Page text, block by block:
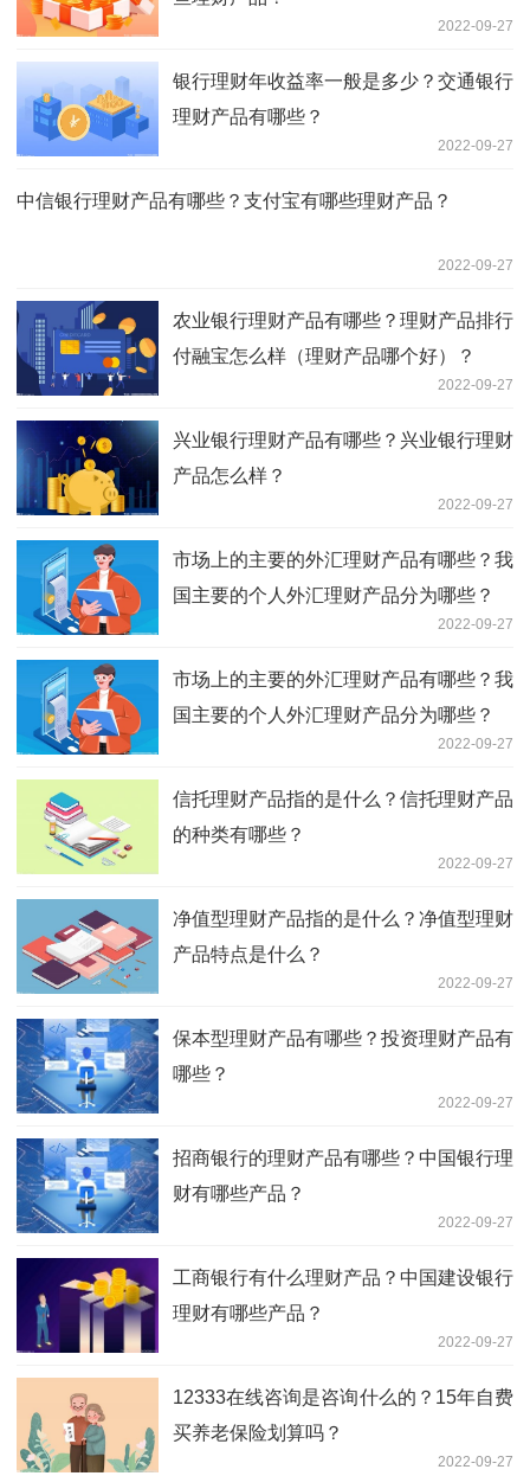
2022-09-27
银行理财年收益率一般是多少？交通银行
理财产品有哪些？
2022-09-27
中信银行理财产品有哪些？支付宝有哪些理财产品？
2022-09-27
农业银行理财产品有哪些？理财产品排行
付融宝怎么样（理财产品哪个好）？
2022-09-27
兴业银行理财产品有哪些？兴业银行理财
产品怎么样？
2022-09-27
市场上的主要的外汇理财产品有哪些？我
国主要的个人外汇理财产品分为哪些？
2022-09-27
市场上的主要的外汇理财产品有哪些？我
国主要的个人外汇理财产品分为哪些？
2022-09-27
信托理财产品指的是什么？信托理财产品
的种类有哪些？
2022-09-27
净值型理财产品指的是什么？净值型理财
产品特点是什么？
2022-09-27
保本型理财产品有哪些？投资理财产品有
哪些？
2022-09-27
招商银行的理财产品有哪些？中国银行理
财有哪些产品？
2022-09-27
工商银行有什么理财产品？中国建设银行
理财有哪些产品？
2022-09-27
12333在线咨询是咨询什么的？15年自费
买养老保险划算吗？
2022-09-27